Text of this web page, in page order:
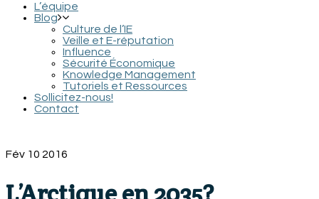
L’équipe
Blog
Culture de l’IE
Veille et E-réputation
Influence
Sécurité Économique
Knowledge Management
Tutoriels et Ressources
Sollicitez-nous!
Contact
Fév 10 2016